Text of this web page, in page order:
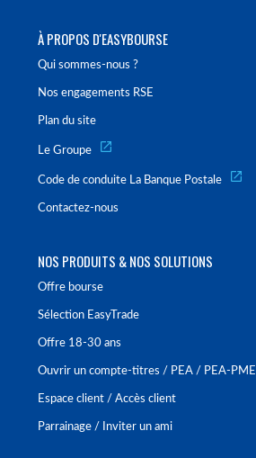
À PROPOS D'EASYBOURSE
Qui sommes-nous ?
Nos engagements RSE
Plan du site
Le Groupe
Code de conduite La Banque Postale
Contactez-nous
NOS PRODUITS & NOS SOLUTIONS
Offre bourse
Sélection EasyTrade
Offre 18-30 ans
Ouvrir un compte-titres / PEA / PEA-PME
Espace client / Accès client
Parrainage / Inviter un ami